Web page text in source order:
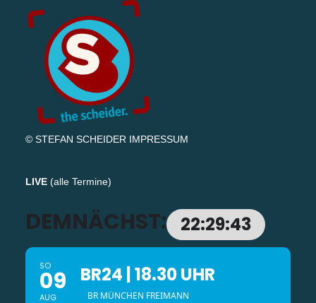
© STEFAN SCHEIDER IMPRESSUM
LIVE (alle Termine)
DEMNÄCHST: 22:29:42
SO
09
AUG
BR24 | 18.30 UHR
BR MÜNCHEN FREIMANN